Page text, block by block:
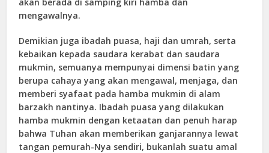
mengawalnya.
Demikian juga ibadah puasa, haji dan umrah, serta
kebaikan kepada saudara kerabat dan saudara
mukmin, semuanya mempunyai dimensi batin yang
berupa cahaya yang akan mengawal, menjaga, dan
memberi syafaat pada hamba mukmin di alam
barzakh nantinya. Ibadah puasa yang dilakukan
hamba mukmin dengan ketaatan dan penuh harap
bahwa Tuhan akan memberikan ganjarannya lewat
tangan pemurah-Nya sendiri, bukanlah suatu amal